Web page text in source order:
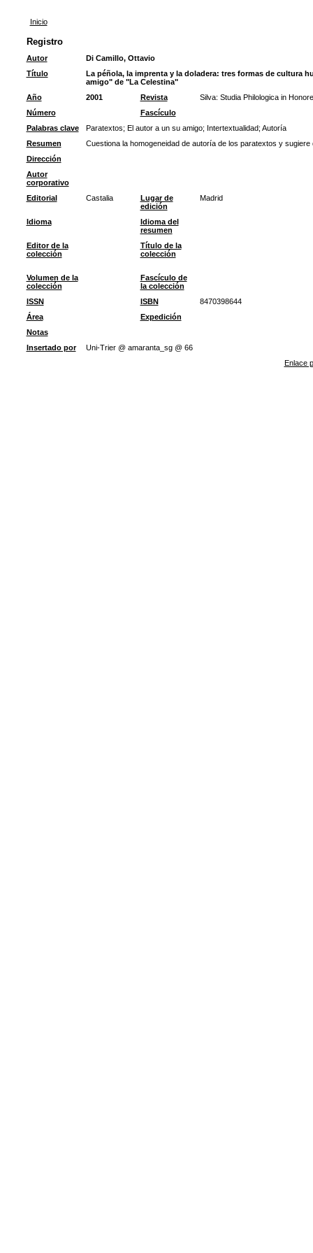
Inicio
Registro
Autor
Di Camillo, Ottavio
Título
La péñola, la imprenta y la doladera: tres formas de cultura
amigo" de "La Celestina"
Año
2001 Revista
Silva: Studia Philologica in
Número
Fascículo
Palabras clave
Paratextos; El autor a un su amigo; Intertextualidad; Autoría
Resumen
Cuestiona la homogeneidad de autoría de los paratextos y
Dirección
Autor
corporativo
Editorial
Castalia
Lugar de
edición
Madrid
Idioma
Idioma del
resumen
Editor de la
colección
Título de la
colección
Volumen de la
colección
Fascículo de
la colección
ISSN
ISBN
8470398644
Área
Expedición
Notas
Insertado por
Uni-Trier @ amaranta_sg @ 66
Enlace